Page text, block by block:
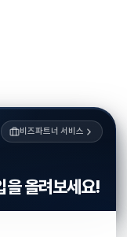
비즈파트너 서비스
을 올려보세요!